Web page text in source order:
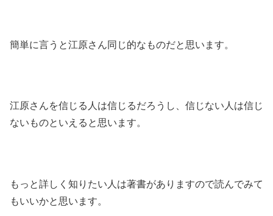
簡単に言うと江原さん同じ的なものだと思います。
江原さんを信じる人は信じるだろうし、信じない人は信じ
ないものといえると思います。
もっと詳しく知りたい人は著書がありますので読んでみて
もいいかと思います。